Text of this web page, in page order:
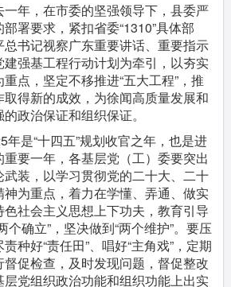
一年，在市委的坚强领导下，县委严
署要求，紧扣省委“1310”具体部
书记视察广东重要讲话、重要指示
强基工程行动计划为牵引，以夯实
点，坚定不移推进“五大工程”，推
得新的成效，为徐闻高质量发展和
政治保证和组织保证。
年是“十四五”规划收官之年，也是进
要一年，各基层党（工）委要突出
装，以学习贯彻党的二十大、二十
为重点，着力在学懂、弄通、做实
社会主义思想上下功夫，教育引导
个确立”，坚决做到“两个维护”。要压
种好“责任田”、唱好“主角戏”，定期
促检查，及时发现问题，督促整改
党组织政治功能和组织功能上出实